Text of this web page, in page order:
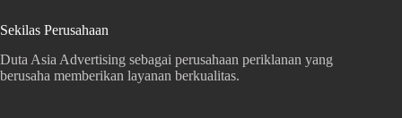
Sekilas Perusahaan
Duta Asia Advertising sebagai perusahaan periklanan yang
berusaha memberikan layanan berkualitas.